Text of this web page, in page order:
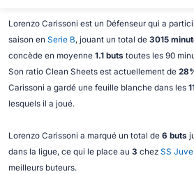
Lorenzo Carissoni est un Défenseur qui a
saison en Serie B, jouant un total de 3015
concède en moyenne 1.1 buts toutes les 90
Son ratio Clean Sheets est actuellement de
Carissoni a gardé une feuille blanche dans les
lesquels il a joué.
Lorenzo Carissoni a marqué un total de 6 buts
dans la ligue, ce qui le place au 3 chez SS
meilleurs buteurs.